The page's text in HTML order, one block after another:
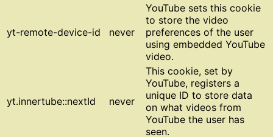
yt-remote-device-id never
YouTube sets this cookie
to store the video
preferences of the user
using embedded YouTube
video.
yt.innertube::nextId never
This cookie, set by
YouTube, registers a
unique ID to store data
on what videos from
YouTube the user has
seen.